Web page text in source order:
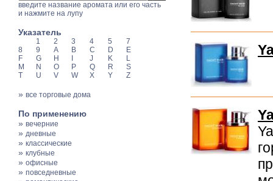
введите название аромата или его часть
и нажмите на лупу
Указатель
1 2 3 4 5
7
8
9 A B C D
E
F
G H J K
L
M
N O P Q R
S
T
U V W X Y Z
» все торговые дома
По применению
» вечерние
» дневные
» классические
» клубные
» офисные
» повседневные